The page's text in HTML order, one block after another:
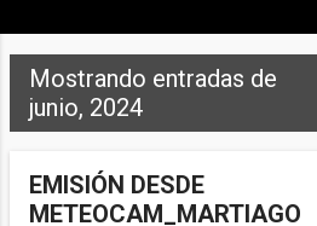
Mostrando entradas de
junio, 2024
EMISIÓN DESDE
METEOCAM_MARTIAGO